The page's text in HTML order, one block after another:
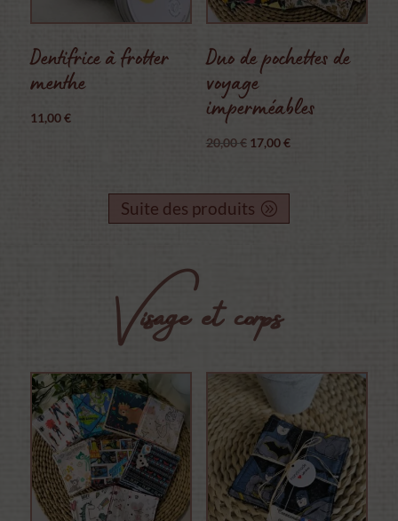
Dentifrice à frotter
menthe
11,00€
Duo de pochettes de
voyage
imperméables
20,00€ Le
était :
17,00€Le
Suite des produits
Visage et corps